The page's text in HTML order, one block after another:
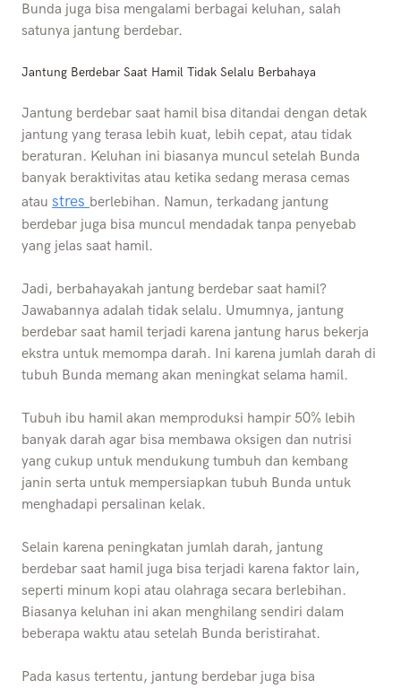
Bunda juga bisa mengalami berbagai keluhan, salah
satunya jantung berdebar.
Jantung Berdebar Saat Hamil Tidak Selalu Berbahaya
Jantung berdebar saat hamil bisa ditandai dengan detak
jantung yang terasa lebih kuat, lebih cepat, atau tidak
beraturan. Keluhan ini biasanya muncul setelah Bunda
banyak beraktivitas atau ketika sedang merasa cemas
atau stres berlebihan. Namun, terkadang jantung
berdebar juga bisa muncul mendadak tanpa penyebab
yang jelas saat hamil.
Jadi, berbahayakah jantung berdebar saat hamil?
Jawabannya adalah tidak selalu. Umumnya, jantung
berdebar saat hamil terjadi karena jantung harus bekerja
ekstra untuk memompa darah. Ini karena jumlah darah di
tubuh Bunda memang akan meningkat selama hamil.
Tubuh ibu hamil akan memproduksi hampir 50% lebih
banyak darah agar bisa membawa oksigen dan nutrisi
yang cukup untuk mendukung tumbuh dan kembang
janin serta untuk mempersiapkan tubuh Bunda untuk
menghadapi persalinan kelak.
Selain karena peningkatan jumlah darah, jantung
berdebar saat hamil juga bisa terjadi karena faktor lain,
seperti minum kopi atau olahraga secara berlebihan.
Biasanya keluhan ini akan menghilang sendiri dalam
beberapa waktu atau setelah Bunda beristirahat.
Pada kasus tertentu, jantung berdebar juga bisa